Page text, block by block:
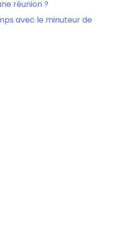
réunion ?
avec le minuteur de